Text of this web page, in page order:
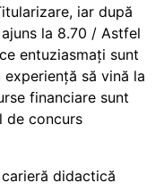
iar după
la 8.70 / Astfel
entuziasmați sunt
să vină la
financiare sunt
de concurs
carieră didactică